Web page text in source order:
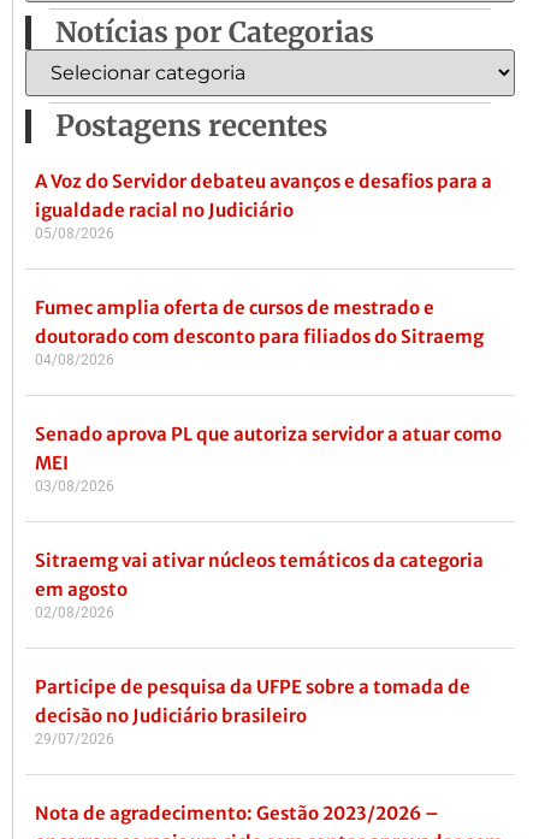
Notícias por Categorias
Postagens recentes
A Voz do Servidor debateu avanços e desafios para a
igualdade racial no Judiciário
05/08/2026
Fumec amplia oferta de cursos de mestrado e
doutorado com desconto para filiados do Sitraemg
04/08/2026
Senado aprova PL que autoriza servidor a atuar como
MEI
03/08/2026
Sitraemg vai ativar núcleos temáticos da categoria
em agosto
02/08/2026
Participe de pesquisa da UFPE sobre a tomada de
decisão no Judiciário brasileiro
29/07/2026
Nota de agradecimento: Gestão 2023/2026 –